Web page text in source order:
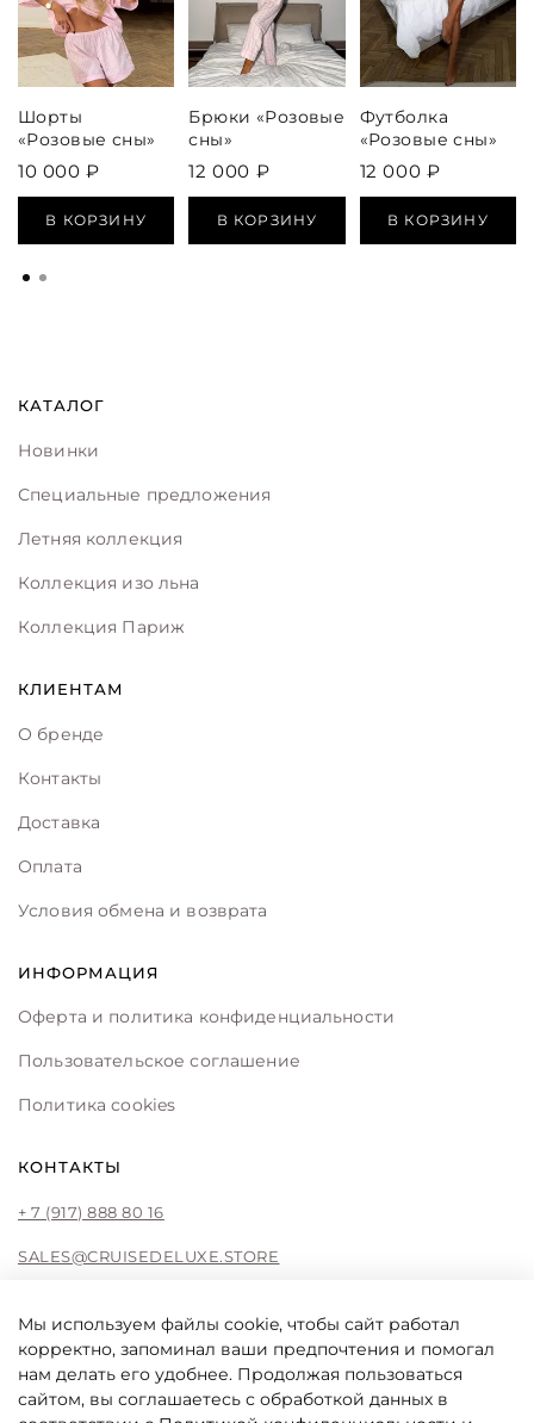
Шорты
«Розовые сны»
10 000 ₽
В КОРЗИНУ
Брюки «Розовые
сны»
12 000 ₽
В КОРЗИНУ
Футболка
«Розовые сны»
12 000 ₽
В КОРЗИНУ
КАТАЛОГ
Новинки
Специальные предложения
Летняя коллекция
Коллекция изо льна
Коллекция Париж
КЛИЕНТАМ
О бренде
Контакты
Доставка
Оплата
Условия обмена и возврата
ИНФОРМАЦИЯ
Оферта и политика конфиденциальности
Пользовательское соглашение
Политика cookies
КОНТАКТЫ
+ 7 (917) 888 80 16
SALES@CRUISEDELUXE.STORE
CRUISE DE LUXE
Cruise De Luxe online store by Liliya Fattakhova
Мы используем файлы cookie, чтобы сайт работал
корректно, запоминал ваши предпочтения и помогал
нам делать его удобнее. Продолжая пользоваться
сайтом, вы соглашаетесь с обработкой данных в